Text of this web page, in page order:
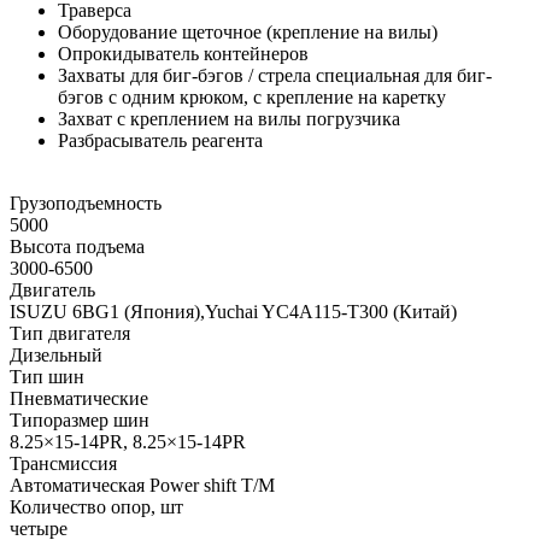
Траверса
Оборудование щеточное (крепление на вилы)
Опрокидыватель контейнеров
Захваты для биг-бэгов / стрела специальная для биг-
бэгов с одним крюком, с крепление на каретку
Захват с креплением на вилы погрузчика
Разбрасыватель реагента
Грузоподъемность
5000
Высота подъема
3000-6500
Двигатель
ISUZU 6BG1 (Япония),Yuchai YC4A115-T300 (Китай)
Тип двигателя
Дизельный
Тип шин
Пневматические
Типоразмер шин
8.25×15-14PR, 8.25×15-14PR
Трансмиссия
Автоматическая Power shift Т/М
Количество опор, шт
четыре